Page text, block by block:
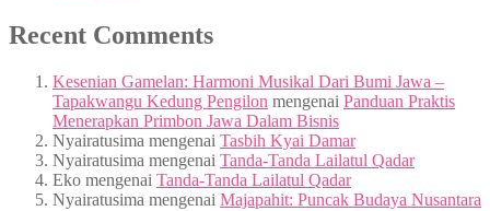
Recent Comments
Kesenian Gamelan: Harmoni Musikal Dari Bumi Jawa –
Tapakwangu Kedung Pengilon mengenai Panduan Praktis
Menerapkan Primbon Jawa Dalam Bisnis
Nyairatusima mengenai Tasbih Kyai Damar
Nyairatusima mengenai Tanda-Tanda Lailatul Qadar
Eko mengenai Tanda-Tanda Lailatul Qadar
Nyairatusima mengenai Majapahit: Puncak Budaya Nusantara